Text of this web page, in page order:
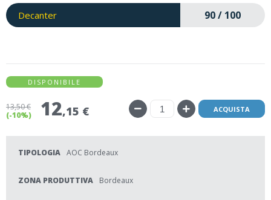
Decanter 90 / 100
DISPONIBILE
13,50 €
(-10%)
12,15 € ACQUISTA
TIPOLOGIA AOC Bordeaux
ZONA PRODUTTIVA Bordeaux